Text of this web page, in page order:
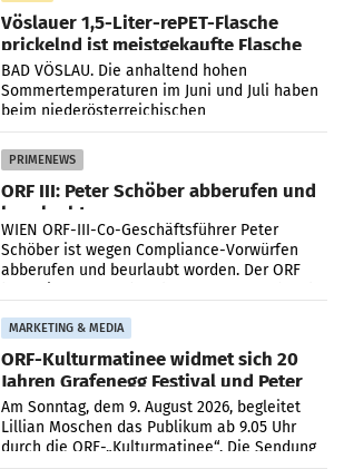
Vöslauer 1,5-Liter-rePET-Flasche
prickelnd ist meistgekaufte Flasche
Österreichs
BAD VÖSLAU. Die anhaltend hohen
Sommertemperaturen im Juni und Juli haben
beim niederösterreichischen
Getränkehersteller Vöslauer zu deutlichen
Absatzzuwächsen geführt. Während
PRIMENEWS
ORF III: Peter Schöber abberufen und
beurlaubt
WIEN ORF-III-Co-Geschäftsführer Peter
Schöber ist wegen Compliance-Vorwürfen
abberufen und beurlaubt worden. Der ORF
MARKETING & MEDIA
ORF-Kulturmatinee widmet sich 20
Jahren Grafenegg Festival und Peter
Simonischek
Am Sonntag, dem 9. August 2026, begleitet
Lillian Moschen das Publikum ab 9.05 Uhr
durch die ORF-„Kulturmatinee“. Die Sendung